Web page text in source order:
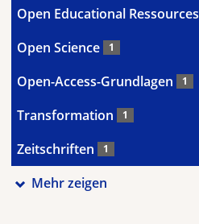
Open Educational Ressources
Open Science 1
Open-Access-Grundlagen 1
Transformation 1
Zeitschriften 1
Mehr zeigen